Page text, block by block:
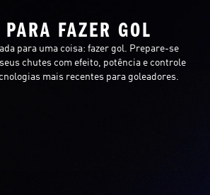
FAZER GOL
para uma coisa: fazer gol. Prepare-se
chutes com efeito, potência e controle
mais recentes para goleadores.